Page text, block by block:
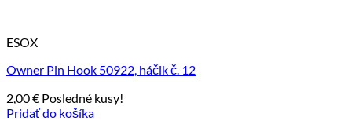
ESOX
Owner Pin Hook 50922, háčik č. 12
2,00€ Posledné kusy!
Pridať do košíka